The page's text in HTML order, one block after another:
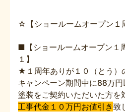
☆【ショールームオープン
■【ショールームオープン
１】
★１周年ありが１０（とう
キャンペーン期間中に88万
塗装をご契約いただいた方を
工事代金１０万円お値引き致